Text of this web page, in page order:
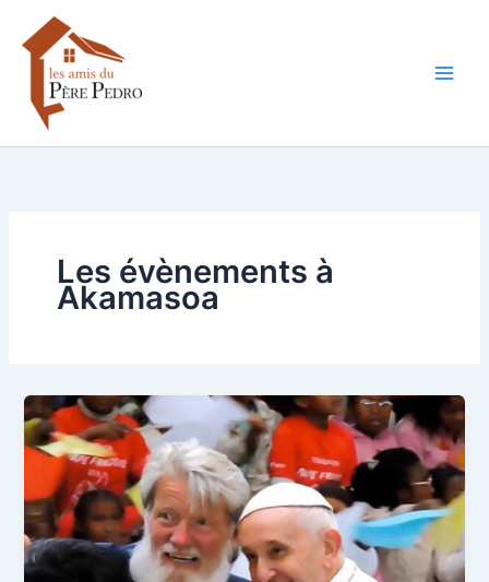
contenu
Les évènements à
Akamasoa